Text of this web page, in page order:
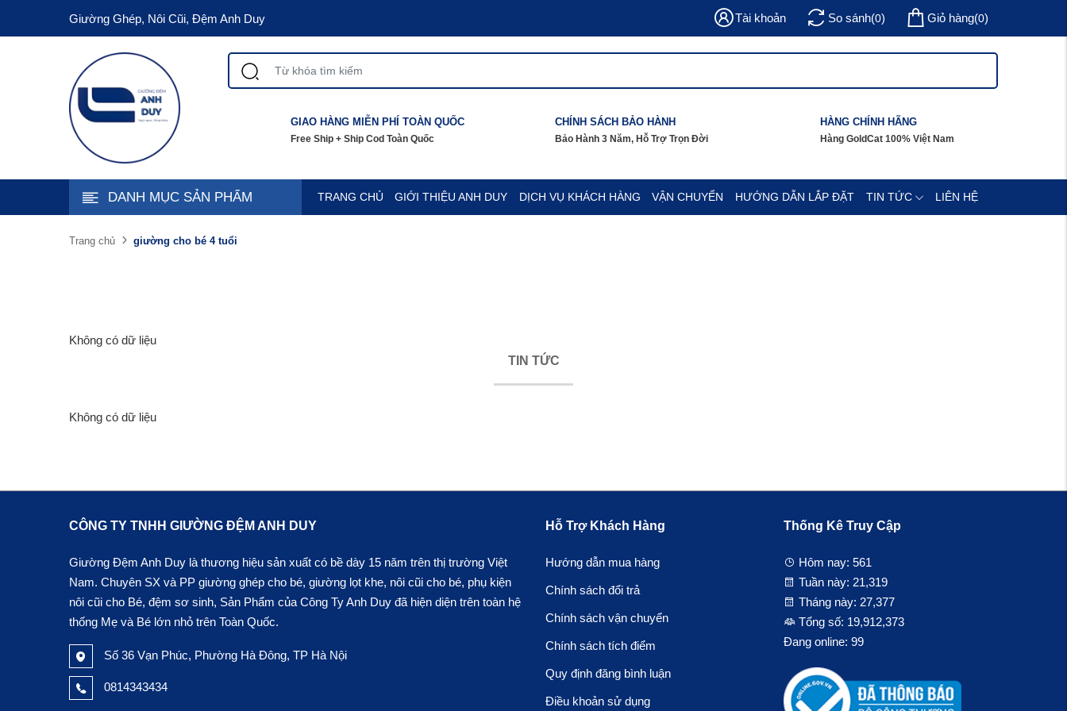
Giường Ghép, Nôi Cũi, Đệm Anh Duy Giỏ hàng(0)
So sánh(0)
Tài khoản
GIAO HÀNG MIỄN PHÍ TOÀN QUỐC
Free Ship + Ship Cod Toàn Quốc
CHÍNH SÁCH BẢO HÀNH
Bảo Hành 3 Năm, Hỗ Trợ Trọn Đời
HÀNG CHÍNH HÃNG
Hàng GoldCat 100% Việt Nam
DANH MỤC SẢN PHẨM TRANG CHỦ GIỚI THIỆU ANH DUY DỊCH VỤ KHÁCH HÀNG VẬN CHUYỂN HƯỚNG DẪN LẮP ĐẶT TIN TỨC LIÊN HỆ
Trang chủ giường cho bé 4 tuổi
Không có dữ liệu
TIN TỨC
Không có dữ liệu
CÔNG TY TNHH GIƯỜNG ĐỆM ANH DUY
Giường Đệm Anh Duy là thương hiệu sản xuất có bề dày 15 năm trên thị trường Việt
Nam. Chuyên SX và PP giường ghép cho bé, giường lọt khe, nôi cũi cho bé, phụ kiện
nôi cũi cho Bé, đệm sơ sinh, Sản Phẩm của Công Ty Anh Duy đã hiện diện trên toàn hệ
thống Mẹ và Bé lớn nhỏ trên Toàn Quốc.
Số 36 Vạn Phúc, Phường Hà Đông, TP Hà Nội
0814343434
Hỗ Trợ Khách Hàng
Hướng dẫn mua hàng
Chính sách đổi trả
Chính sách vận chuyển
Chính sách tích điểm
Quy định đăng bình luận
Điều khoản sử dụng
Thống Kê Truy Cập
Hôm nay: 561
Tuần này: 21,319
Tháng này: 27,377
Tổng số: 19,912,373
Đang online: 99